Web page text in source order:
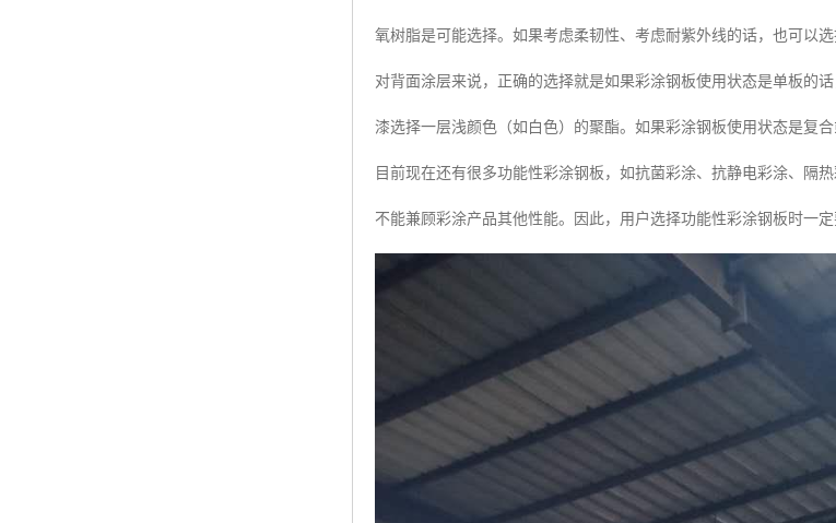
氧树脂是可能选择。如果考虑柔韧性、考虑耐紫外线的话，也可以选
对背面涂层来说，正确的选择就是如果彩涂钢板使用状态是单板的
漆选择一层浅颜色（如白色）的聚酯。如果彩涂钢板使用状态是复
目前现在还有很多功能性彩涂钢板，如抗菌彩涂、抗静电彩涂、隔
不能兼顾彩涂产品其他性能。因此，用户选择功能性彩涂钢板时一